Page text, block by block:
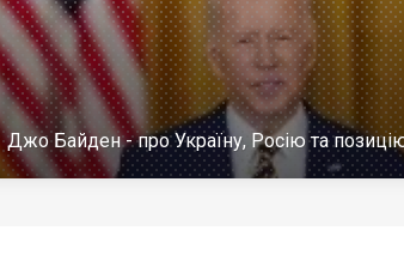
Джо Байден - про Україну, Росію та